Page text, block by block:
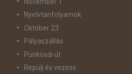
Nyelvtanfolyamok
Október 23
Pályaszállás
Pünkösdi út
Repülj és vezess